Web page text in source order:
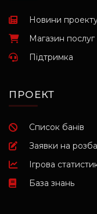
Новини
Магазин послуг
Підтримка
ПРОЕКТ
Список банів
Заявки на
Ігрова
База знань